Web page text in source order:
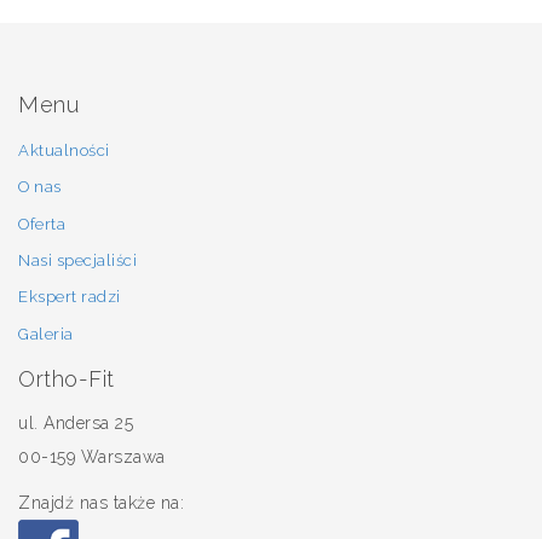
Menu
Aktualności
O nas
Oferta
Nasi specjaliści
Ekspert radzi
Galeria
Ortho-Fit
ul. Andersa 25
00-159 Warszawa
Znajdź nas także na: